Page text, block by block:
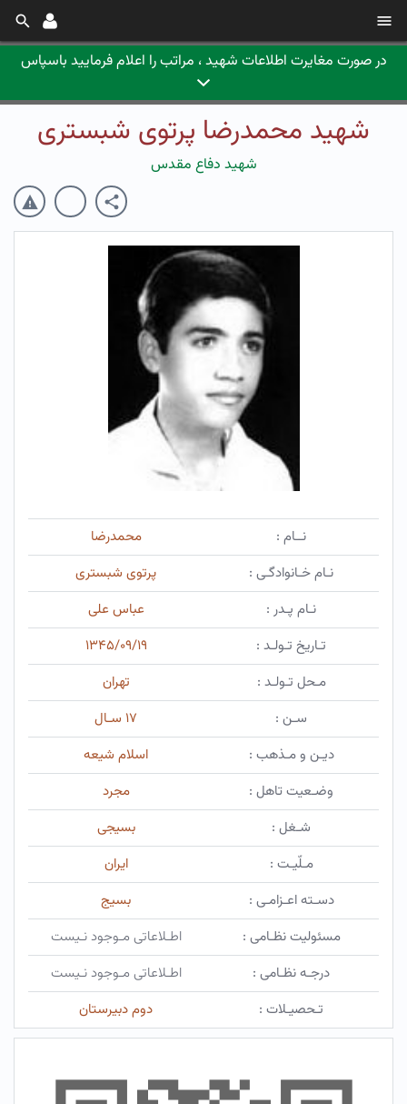
در صورت مغایرت اطلاعات شهید ، مراتب را اعلام فرمایید باسپاس
شهید محمدرضا پرتوی شبستری
شهید دفاع مقدس
نــام :
محمدرضا
نـام خـانوادگـی :
پرتوی شبستری
نـام پـدر :
عباس علی
تـاریخ تـولـد :
۱۳۴۵/۰۹/۱۹
مـحل تـولـد :
تهران
سـن :
۱۷ سـال
دیـن و مـذهب :
اسلام شیعه
وضـعیت تاهل :
مجرد
شـغل :
بسیجی
مـلّیـت :
ایران
دسـته اعـزامـی :
بسیج
مسئولیت نظـامی :
اطـلاعاتی مـوجود نـیست
درجـه نظـامی :
اطـلاعاتی مـوجود نـیست
تـحصیـلات :
دوم دبیرستان